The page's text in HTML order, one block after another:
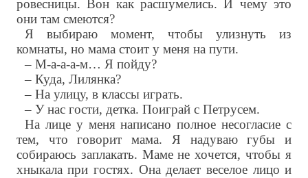
ровесницы. Вон как расшумелись. И чему это
они там смеются?
Я выбираю момент, чтобы улизнуть из
комнаты, но мама стоит у меня на пути.
– М-а-а-а-м… Я пойду?
– Куда, Лилянка?
– На улицу, в классы играть.
– У нас гости, детка. Поиграй с Петрусем.
На лице у меня написано полное несогласие с
тем, что говорит мама. Я надуваю губы и
собираюсь заплакать. Маме не хочется, чтобы я
хныкала при гостях. Она делает веселое лицо и